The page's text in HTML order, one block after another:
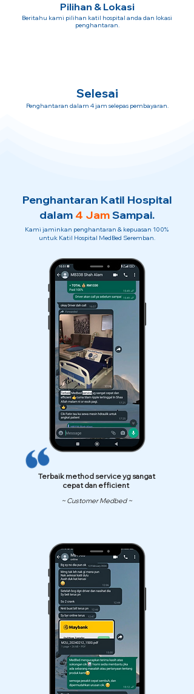
Pilihan & Lokasi
Beritahu kami pilihan katil hospital anda dan lokasi
penghantaran.
Selesai
Penghantaran dalam 4 jam selepas pembayaran.
Penghantaran Katil Hospital
dalam 4 JamSampai.
Kami jaminkan penghantaran & kepuasan 100%
untuk Katil Hospital MedBed Seremban.
Terbaik method service yg sangat
cepat dan efficient
~ Customer Medbed ~